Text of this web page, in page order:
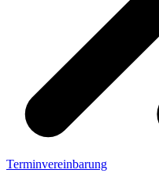
Terminvereinbarung